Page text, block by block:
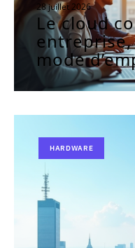
28 juillet 2026
Le cloud
mode
HARDWARE